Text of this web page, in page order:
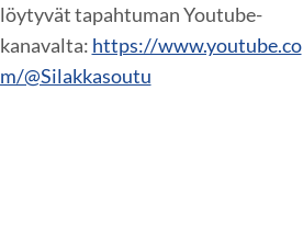
löytyvät tapahtuman Youtube-
kanavalta: https://www.youtube.co
m/@Silakkasoutu